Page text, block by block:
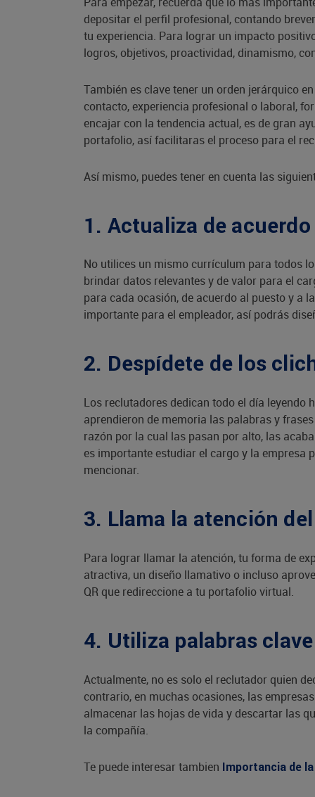
depositar el perfil profesional, contando
tu experiencia. Para lograr un impacto
logros, objetivos, proactividad, dinamismo,
También es clave tener un orden jerárquico
contacto, experiencia profesional o laboral,
encajar con la tendencia actual, es de gran
portafolio, así facilitaras el proceso para el
Así mismo, puedes tener en cuenta las
1. Actualiza de
No utilices un mismo currículum para todos
brindar datos relevantes y de valor para el
para cada ocasión, de acuerdo al puesto y a
importante para el empleador, así podrás
2. Despídete de los
Los reclutadores dedican todo el día leyendo
aprendieron de memoria las palabras y
razón por la cual las pasan por alto, las
es importante estudiar el cargo y la empresa
mencionar.
3. Llama la atención
Para lograr llamar la atención, tu forma de
atractiva, un diseño llamativo o incluso
QR que redireccione a tu portafolio virtual.
4. Utiliza palabras clave
Actualmente, no es solo el reclutador quien
contrario, en muchas ocasiones, las
almacenar las hojas de vida y descartar las
la compañía.
Te puede interesar tambien Importancia de